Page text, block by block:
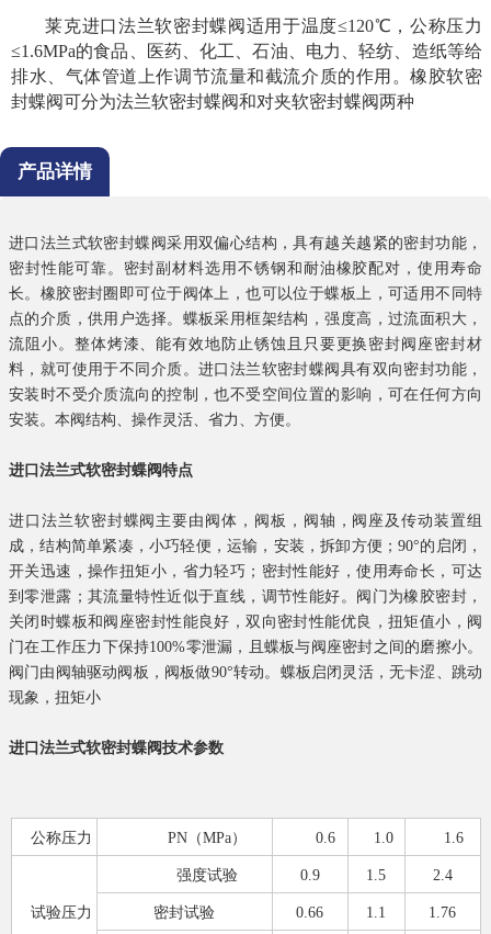
莱克进口法兰软密封蝶阀适用于温度≤120℃，公称压力
≤1.6MPa的食品、医药、化工、石油、电力、轻纺、造纸等给
排水、气体管道上作调节流量和截流介质的作用。橡胶软密
封蝶阀可分为法兰软密封蝶阀和对夹软密封蝶阀两种
产品详情
进口法兰式软密封蝶阀采用双偏心结构，具有越关越紧的密封功能，
密封性能可靠。密封副材料选用不锈钢和耐油橡胶配对，使用寿命
长。橡胶密封圈即可位于阀体上，也可以位于蝶板上，可适用不同特
点的介质，供用户选择。蝶板采用框架结构，强度高，过流面积大，
流阻小。整体烤漆、能有效地防止锈蚀且只要更换密封阀座密封材
料，就可使用于不同介质。进口法兰软密封蝶阀具有双向密封功能，
安装时不受介质流向的控制，也不受空间位置的影响，可在任何方向
安装。本阀结构、操作灵活、省力、方便。
进口法兰式软密封蝶阀特点
进口法兰软密封蝶阀主要由阀体，阀板，阀轴，阀座及传动装置组
成，结构简单紧凑，小巧轻便，运输，安装，拆卸方便；90°的启闭，
开关迅速，操作扭矩小，省力轻巧；密封性能好，使用寿命长，可达
到零泄露；其流量特性近似于直线，调节性能好。阀门为橡胶密封，
关闭时蝶板和阀座密封性能良好，双向密封性能优良，扭矩值小，阀
门在工作压力下保持100%零泄漏，且蝶板与阀座密封之间的磨擦小。
阀门由阀轴驱动阀板，阀板做90°转动。蝶板启闭灵活，无卡涩、跳动
现象，扭矩小
进口法兰式软密封蝶阀技术参数
公称压力 PN （MPa） 0.6 1.0 1.6
试验压力
强度试验 0.9 1.5 2.4
密封试验 0.66 1.1 1.76